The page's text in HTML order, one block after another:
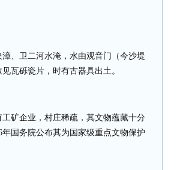
、卫二河水淹，水由观音门（今沙堤
瓦砾瓷片，时有古器具出土。
矿企业，村庄稀疏，其文物蕴藏十分
年国务院公布其为国家级重点文物保护